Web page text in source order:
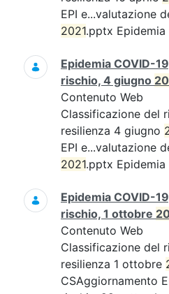
EPI e...valutazione
2021.pptx Epidemia
Epidemia COVID-
rischio, 4 giugno
Contenuto Web
Classificazione del
resilienza 4 giugno
EPI e...valutazione
2021.pptx Epidemia
Epidemia COVID-
rischio, 1 ottobre
Contenuto Web
Classificazione del
resilienza 1 ottobre
CSAggiornamento